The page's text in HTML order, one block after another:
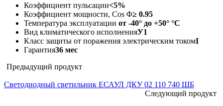
Коэффициент пульсации<5%
Коэффициент мощности, Cos Φ≥ 0.95
Температура эксплуатации от -40° до +50° °C
Вид климатического исполненияУ1
Класс защиты от поражения электрическим токомI
Гарантия36 мес
Предыдущий продукт
Светодиодный светильник ЕСАУЛ ДКУ 02 110 740 ШБ
Следующий продукт